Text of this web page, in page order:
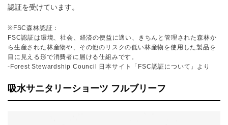
認証を受けています。
※FSC森林認証：
FSC認証は環境、社会、経済の便益に適い、きちんと管理された森林か
ら生産された林産物や、その他のリスクの低い林産物を使用した製品を
目に見える形で消費者に届ける仕組みです。
-Forest Stewardship Council 日本サイト「FSC認証について」より
吸水サニタリーショーツ フルブリーフ